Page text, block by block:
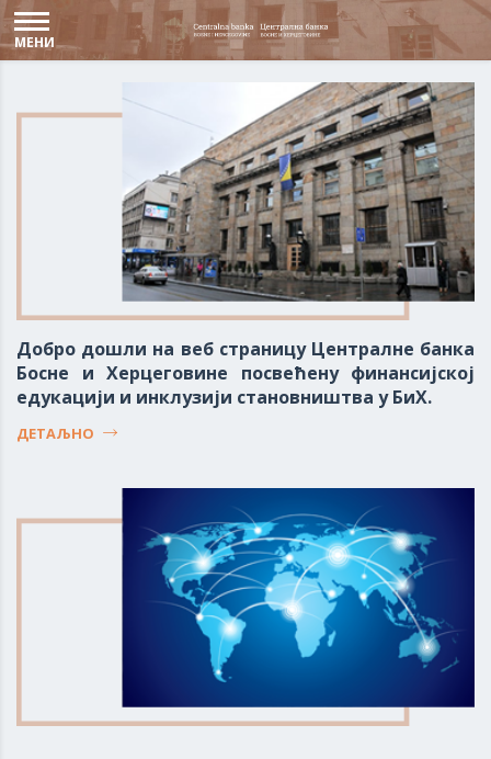
МЕНИ
Добро дошли на веб страницу Централне банка
Босне и Херцеговине посвећену финансијској
едукацији и инклузији становништва у БиХ.
ДЕТАЉНО